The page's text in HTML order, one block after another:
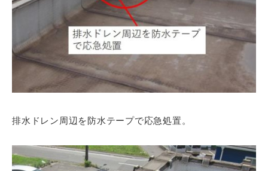
排水ドレン周辺を防水テープで応急処置。